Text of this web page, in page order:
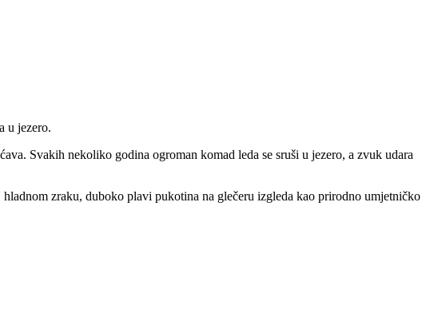
u jezero.
Svakih nekoliko godina ogroman komad leda se sruši u jezero, a zvuk udara
zraku, duboko plavi pukotina na glečeru izgleda kao prirodno umjetničko